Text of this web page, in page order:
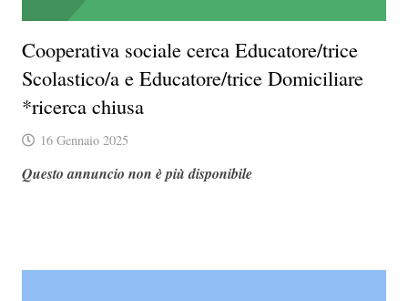
Cooperativa sociale cerca Educatore/trice
Scolastico/a e Educatore/trice Domiciliare
*ricerca chiusa
16 Gennaio 2025
Questo annuncio non è più disponibile